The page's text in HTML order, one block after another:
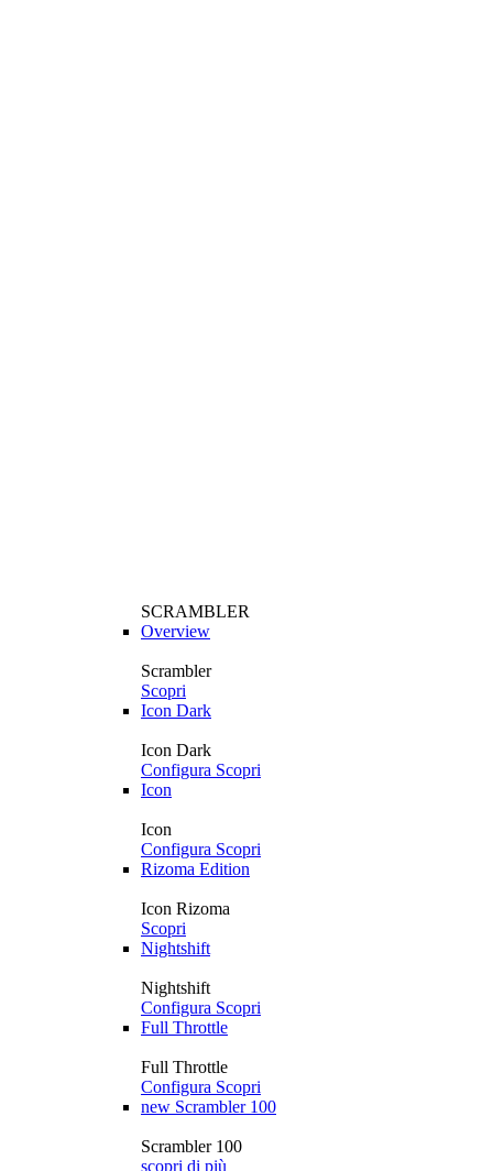
SCRAMBLER
Overview
Scrambler
Scopri
Icon Dark
Icon Dark
Configura Scopri
Icon
Icon
Configura Scopri
Rizoma Edition
Icon Rizoma
Scopri
Nightshift
Nightshift
Configura Scopri
Full Throttle
Full Throttle
Configura Scopri
new Scrambler 100
Scrambler 100
scopri di più